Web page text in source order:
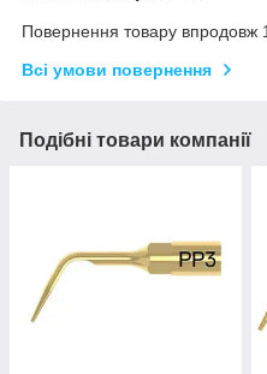
Повернення товару впродовж
Всі умови повернення
Подібні товари компанії